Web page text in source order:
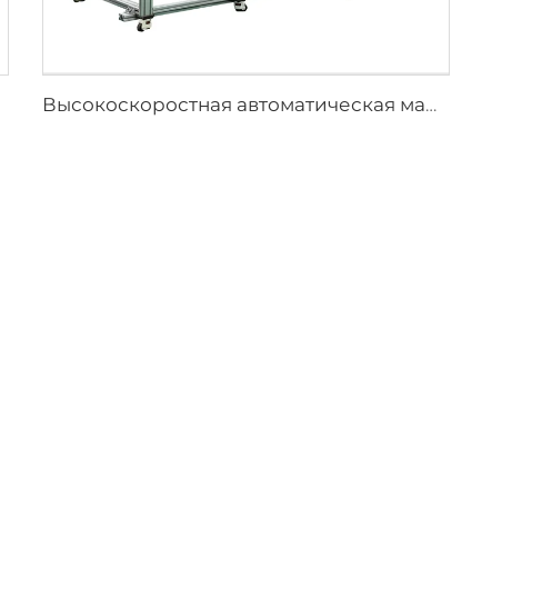
Высокоскоростная автоматическая машина для продольной строчки микрофибрового полотенца, автоматическая машина для шитья полотенец по длине